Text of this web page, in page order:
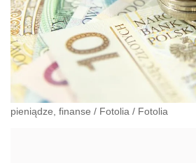
pieniądze, finanse / Fotolia / Fotolia